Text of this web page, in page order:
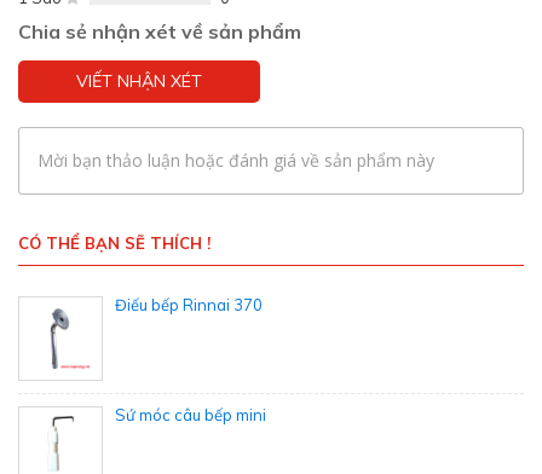
Chia sẻ nhận xét về sản phẩm
VIẾT NHẬN XÉT
Mời bạn thảo luận hoặc đánh giá về sản phẩm này
CÓ THỂ BẠN SẼ THÍCH !
Điếu bếp Rinnai 370
Sứ móc câu bếp mini